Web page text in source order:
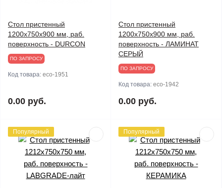
Стол пристенный
1200х750х900 мм, раб.
поверхность - DURCON
ПО ЗАПРОСУ
Код товара: eco-1951
0.00 руб.
Стол пристенный
1200х750х900 мм, раб.
поверхность - ЛАМИНАТ
СЕРЫЙ
ПО ЗАПРОСУ
Код товара: eco-1942
0.00 руб.
Популярный Популярный